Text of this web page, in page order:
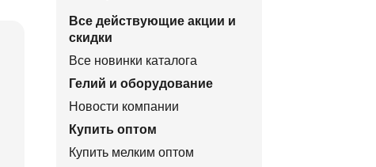
Все действующие акции и
скидки
Все новинки каталога
Гелий и оборудование
Новости компании
Купить оптом
Купить мелким оптом